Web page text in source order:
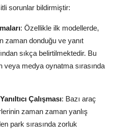
sorunlar bildirmiştir:
: Özellikle ilk modellerde,
zaman donduğu ve yanıt
sıkça belirtilmektedir. Bu
medya oynatma sırasında
Çalışması: Bazı araç
zaman zaman yanlış
park sırasında zorluk